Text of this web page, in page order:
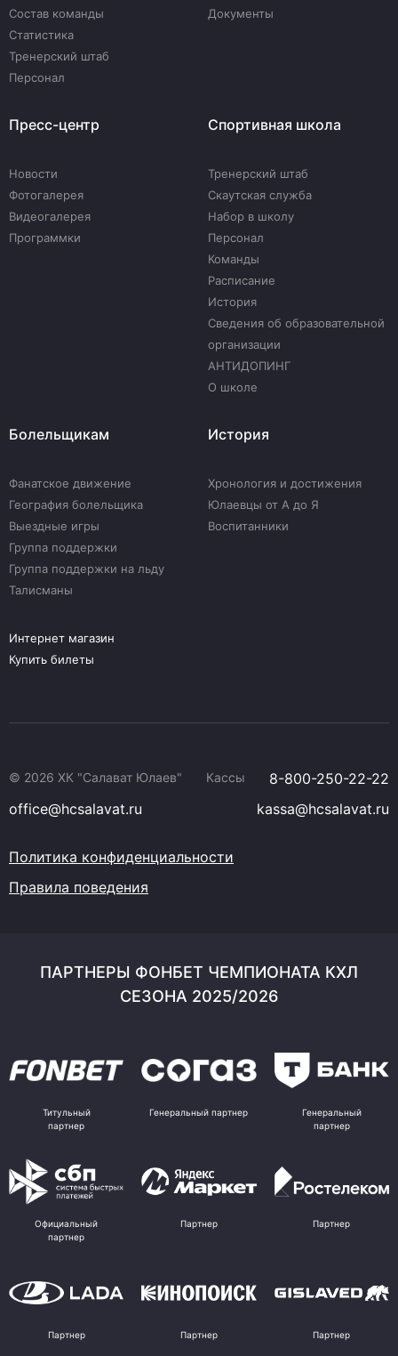
Состав команды
Статистика
Тренерский штаб
Персонал
Документы
Пресс-центр
Новости
Фотогалерея
Видеогалерея
Программки
Спортивная школа
Тренерский штаб
Скаутская служба
Набор в школу
Персонал
Команды
Расписание
История
Сведения об образовательной
организации
АНТИДОПИНГ
О школе
Болельщикам
Фанатское движение
География болельщика
Выездные игры
Группа поддержки
Группа поддержки на льду
Талисманы
История
Хронология и достижения
Юлаевцы от А до Я
Воспитанники
Интернет магазин
Купить билеты
© 2026 ХК "Салават Юлаев" Кассы
8-800-250-22-22
office@hcsalavat.ru
kassa@hcsalavat.ru
Политика конфиденциальности
Правила поведения
ПАРТНЕРЫ ФОНБЕТ ЧЕМПИОНАТА КХЛ
СЕЗОНА 2025/2026
Титульный
партнер
Генеральный партнер
Генеральный
партнер
Официальный
партнер
Партнер Партнер
Партнер Партнер Партнер